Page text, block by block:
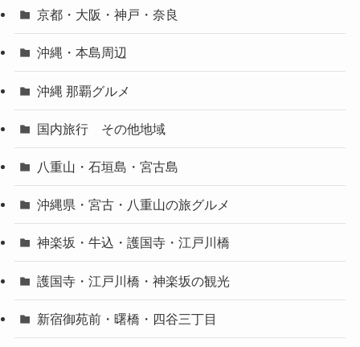
京都・大阪・神戸・奈良
沖縄・本島周辺
沖縄 那覇グルメ
国内旅行 その他地域
八重山・石垣島・宮古島
沖縄県・宮古・八重山の旅グルメ
神楽坂・牛込・護国寺・江戸川橋
護国寺・江戸川橋・神楽坂の観光
新宿御苑前・曙橋・四谷三丁目